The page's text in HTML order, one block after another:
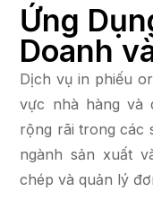
Ứng
Doanh
Dịch vụ in phiếu
vực nhà hàng và
rộng rãi trong các
ngành sản xuất
chép và quản lý